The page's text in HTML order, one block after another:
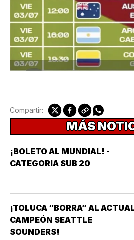
Compartir:
MÁS
¡BOLETO AL MUNDIAL! -
CATEGORIA SUB 20
¡TOLUCA “BORRA” AL ACTUAL
CAMPEÓN SEATTLE
SOUNDERS!